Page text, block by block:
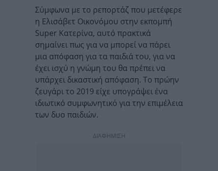
Σύμφωνα με το ρεπορτάζ που μετέφερε
η Ελισάβετ Οικονόμου στην εκπομπή
Super Κατερίνα, αυτό πρακτικά
σημαίνει πως για να μπορεί να πάρει
μια απόφαση για τα παιδιά του, για να
έχει ισχύ η γνώμη του θα πρέπει να
υπάρχει δικαστική απόφαση. Το πρώην
ζευγάρι το 2019 είχε υπογράψει ένα
ιδιωτικό συμφωνητικό για την επιμέλεια
των δυο παιδιών.
ΔΙΑΦΗΜΙΣΗ